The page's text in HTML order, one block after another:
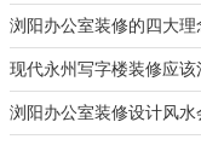
浏阳办公室装修的四大理
现代永州写字楼装修应该
浏阳办公室装修设计风水